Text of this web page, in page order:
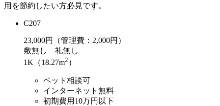
用を節約したい方必見です。
C207
23,000円（管理費：2,000円）
敷無し 礼無し
1K（18.27m2 ）
ペット相談可
インターネット無料
初期費用10万円以下